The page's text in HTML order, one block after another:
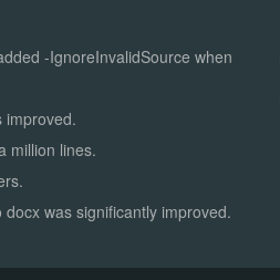
-IgnoreInvalidSource when
improved.
million lines.
was significantly improved.